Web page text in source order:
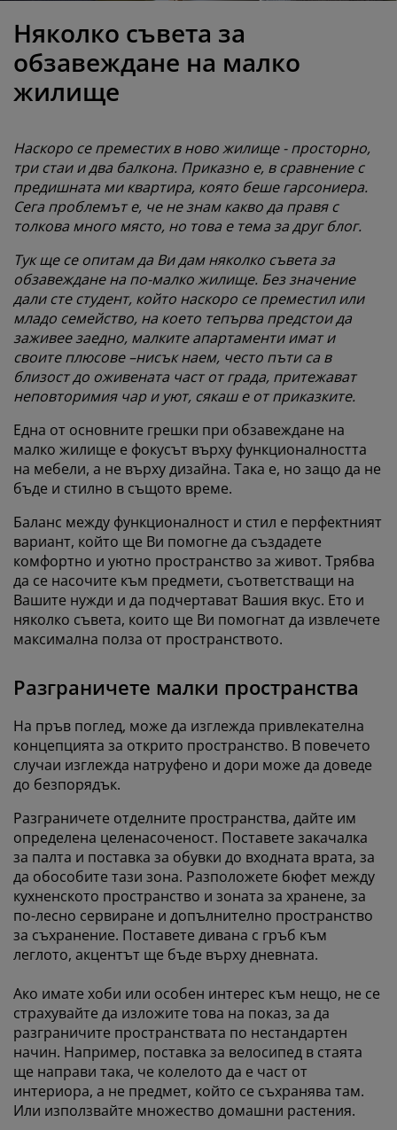
за спалня
за матрак
рамки
легла
на мебели
осветление
за дома
стая
Няколко съвета за
обзавеждане на малко
жилище
Наскоро се преместих в ново жилище - просторно,
три стаи и два балкона. Приказно е, в сравнение с
предишната ми квартира, която беше гарсониера.
Сега проблемът е, че не знам какво да правя с
толкова много място, но това е тема за друг блог.
Тук ще се опитам да Ви дам няколко съвета за
обзавеждане на по-малко жилище. Без значение
дали сте студент, който наскоро се преместил или
младо семейство, на което тепърва предстои да
заживее заедно, малките апартаменти имат и
своите плюсове –нисък наем, често пъти са в
близост до оживената част от града, притежават
неповторимия чар и уют, сякаш е от приказките.
Една от основните грешки при обзавеждане на
малко жилище е фокусът върху функционалността
на мебели, а не върху дизайна. Така е, но защо да не
бъде и стилно в същото време.
Баланс между функционалност и стил е перфектният
вариант, който ще Ви помогне да създадете
комфортно и уютно пространство за живот. Трябва
да се насочите към предмети, съответстващи на
Вашите нужди и да подчертават Вашия вкус. Ето и
няколко съвета, които ще Ви помогнат да извлечете
максимална полза от пространството.
Разграничете малки пространства
На пръв поглед, може да изглежда привлекателна
концепцията за открито пространство. В повечето
случаи изглежда натруфено и дори може да доведе
до безпорядък.
Разграничете отделните пространства, дайте им
определена целенасоченост. Поставете закачалка
за палта и поставка за обувки до входната врата, за
да обособите тази зона. Разположете бюфет между
кухненското пространство и зоната за хранене, за
по-лесно сервиране и допълнително пространство
за съхранение. Поставете дивана с гръб към
леглото, акцентът ще бъде върху дневната.
Ако имате хоби или особен интерес към нещо, не се
страхувайте да изложите това на показ, за да
разграничите пространствата по нестандартен
начин. Например, поставка за велосипед в стаята
ще направи така, че колелото да е част от
интериора, а не предмет, който се съхранява там.
Или използвайте множество домашни растения.